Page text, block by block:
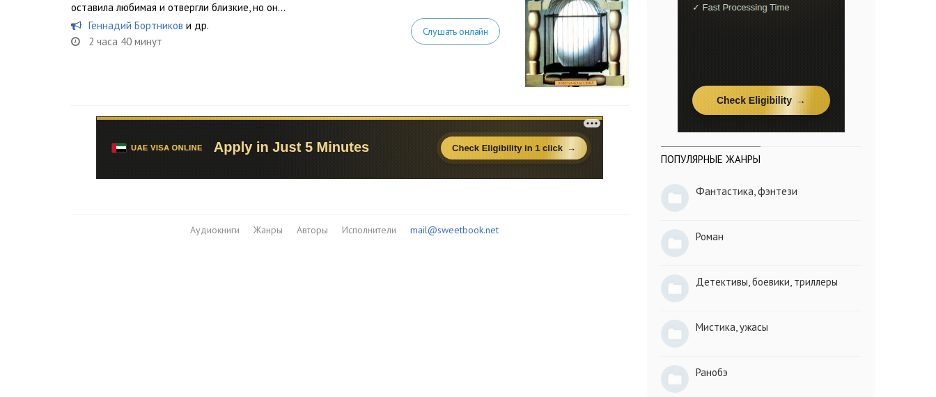
оставила любимая и отвергли близкие, но он...
Геннадий Бортников и др.
2 часа 40 минут
Слушать онлайн
Аудиокниги Жанры Авторы Исполнители mail@sweetbook.net
ПОПУЛЯРНЫЕ ЖАНРЫ
Фантастика, фэнтези
Роман
Детективы, боевики, триллеры
Мистика, ужасы
Ранобэ